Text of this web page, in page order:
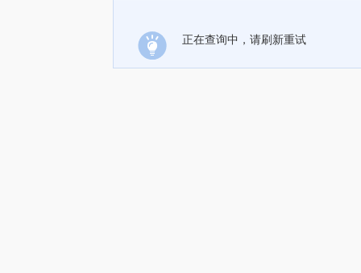
正在查询中，请刷新重试